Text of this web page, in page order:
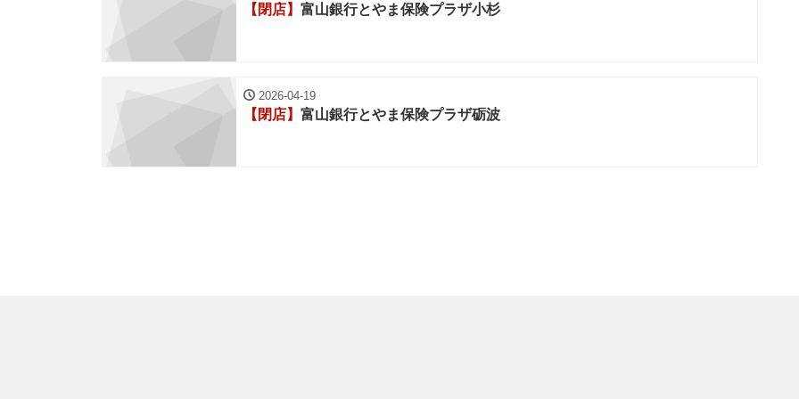
【閉店】 富山銀行とやま保険プラザ小杉
2026-04-19
【閉店】 富山銀行とやま保険プラザ砺波